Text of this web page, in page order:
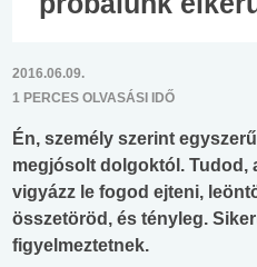
2016.06.09.
1 PERCES OLVASÁSI IDŐ
Én, személy szerint
megjósolt dolgoktól. Tudod,
vigyázz le fogod ejteni,
összetöröd, és tényleg.
figyelmeztetnek.